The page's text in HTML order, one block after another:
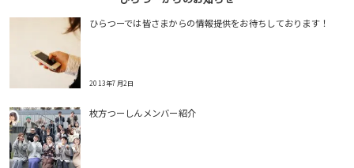
ひらつーでは皆さまからの情報提供をお待ちしております！
2013年7月2日
枚方つーしんメンバー紹介